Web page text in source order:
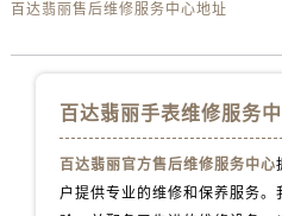
百达翡丽售后维修服务中心地址
百达翡丽手表维修服务
百达翡丽官方售后维修服务中心
户提供专业的维修和保养服务